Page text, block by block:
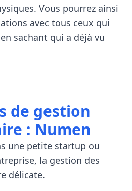
Vous pourrez ainsi
avec tous ceux qui
sachant qui a déjà vu
de gestion
: Numen
une petite startup ou
la gestion des
délicate.